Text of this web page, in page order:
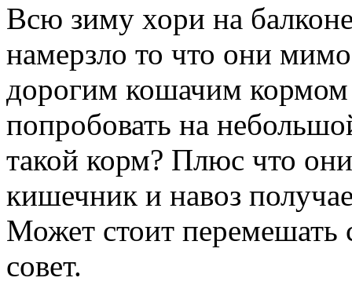
Всю зиму хори на
намерзло то что они
дорогим кошачим кормом
попробовать на
такой корм? Плюс что
кишечник и навоз
Может стоит перемешать
совет.